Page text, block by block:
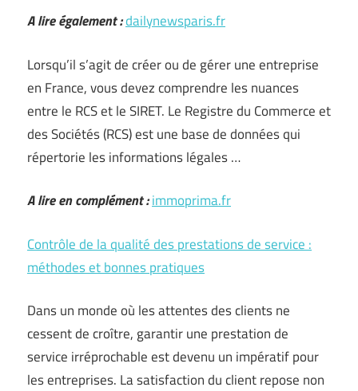
A lire également :dailynewsparis.fr
Lorsqu’il s’agit de créer ou de gérer une entreprise
en France, vous devez comprendre les nuances
entre le RCS et le SIRET. Le Registre du Commerce et
des Sociétés (RCS) est une base de données qui
répertorie les informations légales …
A lire en complément :immoprima.fr
Contrôle de la qualité des prestations de service :
méthodes et bonnes pratiques
Dans un monde où les attentes des clients ne
cessent de croître, garantir une prestation de
service irréprochable est devenu un impératif pour
les entreprises. La satisfaction du client repose non